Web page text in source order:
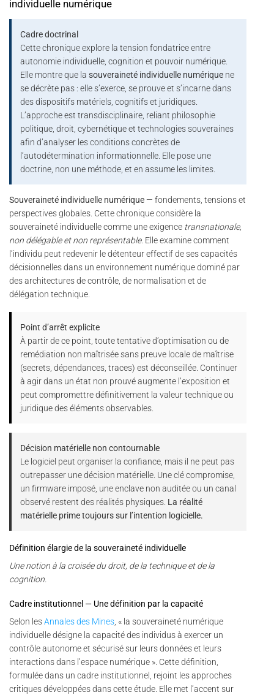
individuelle numérique
Cadre doctrinal
Cette chronique explore la tension fondatrice entre
autonomie individuelle, cognition et pouvoir numérique.
Elle montre que lasouveraineté individuelle numérique ne
se décrète pas : elle s’exerce, se prouve et s’incarne dans
des dispositifs matériels, cognitifs et juridiques.
L’approche est transdisciplinaire, reliant philosophie
politique, droit, cybernétique et technologies souveraines
afin d’analyser les conditions concrètes de
l’autodétermination informationnelle. Elle pose une
doctrine, non une méthode, et en assume les limites.
Souveraineté individuelle numérique — fondements, tensions et
perspectives globales. Cette chronique considère la
souveraineté individuelle comme une exigence transnationale,
non délégable et non représentable. Elle examine comment
l’individu peut redevenir le détenteur effectif de ses capacités
décisionnelles dans un environnement numérique dominé par
des architectures de contrôle, de normalisation et de
délégation technique.
Point d’arrêt explicite
À partir de ce point, toute tentative d’optimisation ou de
remédiation non maîtrisée sans preuve locale de maîtrise
(secrets, dépendances, traces) est déconseillée. Continuer
à agir dans un état non prouvé augmente l’exposition et
peut compromettre définitivement la valeur technique ou
juridique des éléments observables.
Décision matérielle non contournable
Le logiciel peut organiser la confiance, mais il ne peut pas
outrepasser une décision matérielle. Une clé compromise,
un firmware imposé, une enclave non auditée ou un canal
observé restent des réalités physiques. La réalité
matérielle prime toujours sur l’intention logicielle.
Définition élargie de la souveraineté individuelle
Une notion à la croisée du droit, de la technique et de la
cognition.
Cadre institutionnel — Une définition par la capacité
Selon lesAnnales des Mines , « la souveraineté numérique
individuelle désigne la capacité des individus à exercer un
contrôle autonome et sécurisé sur leurs données et leurs
interactions dans l’espace numérique ». Cette définition,
formulée dans un cadre institutionnel, rejoint les approches
critiques développées dans cette étude. Elle met l’accent sur